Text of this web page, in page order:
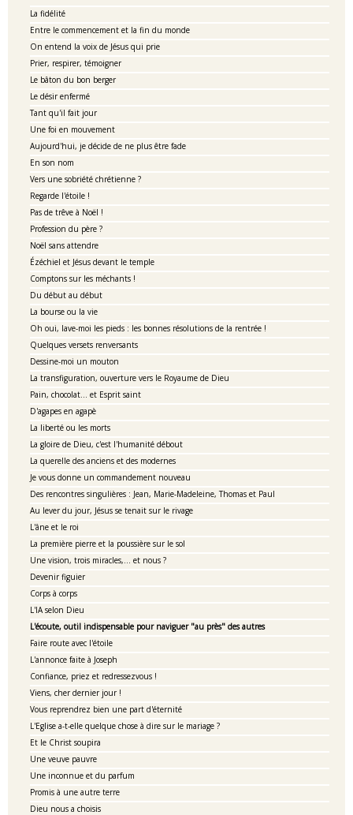
La fidélité
Entre le commencement et la fin du monde
On entend la voix de Jésus qui prie
Prier, respirer, témoigner
Le bâton du bon berger
Le désir enfermé
Tant qu'il fait jour
Une foi en mouvement
Aujourd'hui, je décide de ne plus être fade
En son nom
Vers une sobriété chrétienne ?
Regarde l'étoile !
Pas de trêve à Noël !
Profession du père ?
Noël sans attendre
Ézéchiel et Jésus devant le temple
Comptons sur les méchants !
Du début au début
La bourse ou la vie
Oh oui, lave-moi les pieds : les bonnes résolutions de la rentrée !
Quelques versets renversants
Dessine-moi un mouton
La transfiguration, ouverture vers le Royaume de Dieu
Pain, chocolat... et Esprit saint
D'agapes en agapè
La liberté ou les morts
La gloire de Dieu, c'est l'humanité débout
La querelle des anciens et des modernes
Je vous donne un commandement nouveau
Des rencontres singulières : Jean, Marie-Madeleine, Thomas et Paul
Au lever du jour, Jésus se tenait sur le rivage
L'âne et le roi
La première pierre et la poussière sur le sol
Une vision, trois miracles,... et nous ?
Devenir figuier
Corps à corps
L'IA selon Dieu
L'écoute, outil indispensable pour naviguer "au près" des autres
Faire route avec l'étoile
L'annonce faite à Joseph
Confiance, priez et redressezvous !
Viens, cher dernier jour !
Vous reprendrez bien une part d'éternité
L'Eglise a-t-elle quelque chose à dire sur le mariage ?
Et le Christ soupira
Une veuve pauvre
Une inconnue et du parfum
Promis à une autre terre
Dieu nous a choisis